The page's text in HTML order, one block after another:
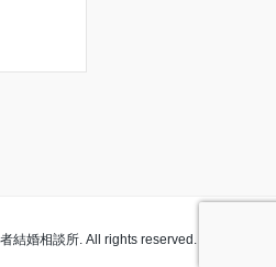
結婚相談所. All rights reserved.